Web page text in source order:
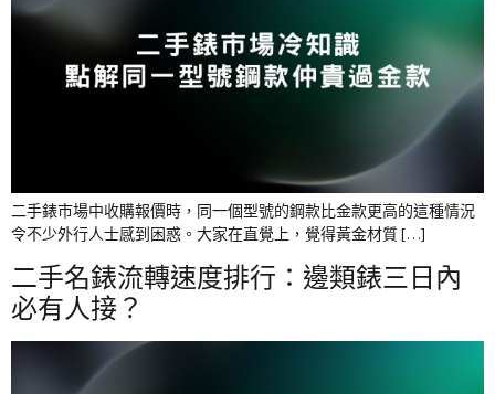
二手錶市場中收購報價時，同一個型號的鋼款比金款更高的這種情況
令不少外行人士感到困惑。大家在直覺上，覺得黃金材質 […]
二手名錶流轉速度排行：邊類錶三日內
必有人接？